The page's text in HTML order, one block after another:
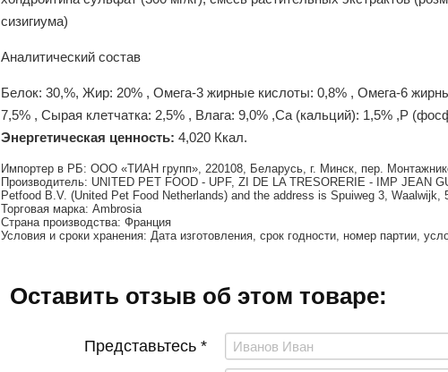
cизигиума)
Аналитический состав
Белок: 30,%, Жир: 20% , Омега-3 жирные кислоты: 0,8% , Омега-6
7,5% , Сырая клетчатка: 2,5% , Влага: 9,0% ,Ca (кальций): 1,5% ,P
Энергетическая ценность: 4,020 Ккал.
Импортер в РБ: ООО «ТИАН групп», 220108, Беларусь, г. Минск, пер.
Производитель: UNITED PET FOOD - UPF, ZI DE LA TRESORERIE - IMP JEAN
Petfood B.V. (United Pet Food Netherlands) and the address is Spuiweg 3, Waalwijk,
Торговая марка: Ambrosia
Страна производства: Франция
Условия и сроки хранения: Дата изготовления, срок годности, номер партии,
Оставить отзыв об этом товаре:
Представьтесь *